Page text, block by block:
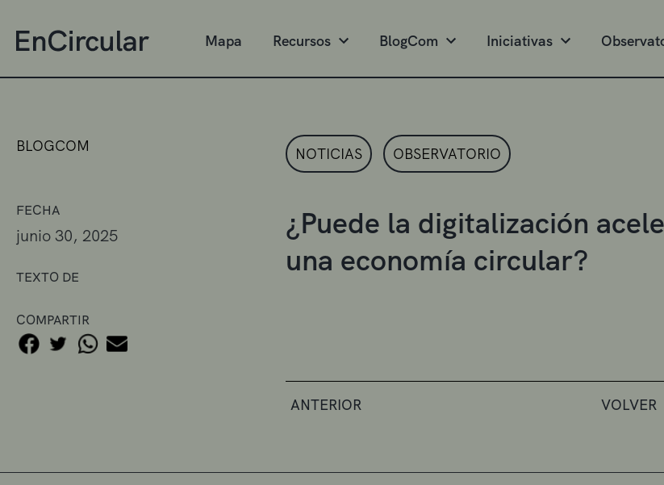
Mapa Recursos BlogCom Iniciativas
BLOGCOM
FECHA
junio 30, 2025
TEXTO DE
COMPARTIR
NOTICIAS OBSERVATORIO
¿Puede la digitalización
una economía circular?
ANTERIOR VOLVER